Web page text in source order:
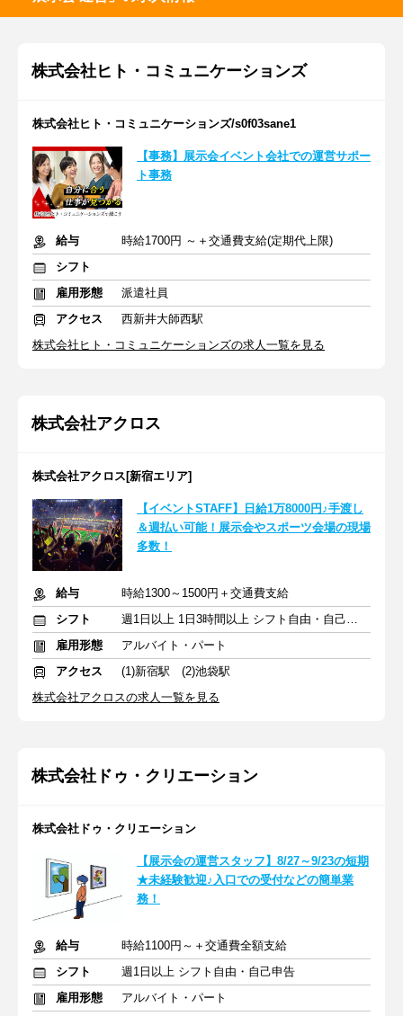
株式会社ヒト・コミュニケーションズ
株式会社ヒト・コミュニケーションズ/s0f03sane1
【事務】展示会イベント会社での運営サポー
ト事務
給与
時給1700円 ～＋交通費支給(定期代上限)
シフト
雇用形態
派遣社員
アクセス
西新井大師西駅
株式会社ヒト・コミュニケーションズの求人一覧を見る
株式会社アクロス
株式会社アクロス[新宿エリア]
【イベントSTAFF】日給1万8000円♪手渡し
＆週払い可能！展示会やスポーツ会場の現場
多数！
給与
時給1300～1500円＋交通費支給
シフト
週1日以上 1日3時間以上 シフト自由・自己申告
雇用形態
アルバイト・パート
アクセス
(1)新宿駅 (2)池袋駅
株式会社アクロスの求人一覧を見る
株式会社ドゥ・クリエーション
株式会社ドゥ・クリエーション
【展示会の運営スタッフ】8/27～9/23の短期
★未経験歓迎♪入口での受付などの簡単業
務！
給与
時給1100円～＋交通費全額支給
シフト
週1日以上 シフト自由・自己申告
雇用形態
アルバイト・パート